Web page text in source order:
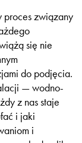
proces związany
się nie
do podjęcia.
— wodno-
z nas staje
i jaki
i